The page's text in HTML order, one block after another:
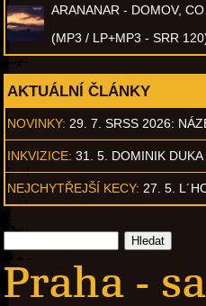
ARANANAR - DOMOV, CO
(MP3 / LP+MP3 - SRR
AKTUÁLNÍ ČLÁNKY
NOVINKY: 29. 7. SRSS 2026:
INKVIZICE: 31. 5. DOMINIK DUKA
NEJCHYTŘEJŠÍ KECY: 27. 5.
Praha -